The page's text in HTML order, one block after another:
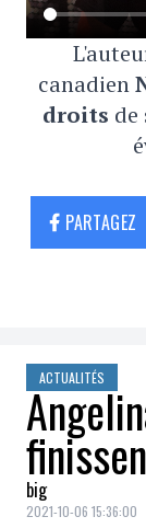
canadien
droits de
PARTAGEZ
ACTUALITÉS
big
2021-10-06 15:36:00